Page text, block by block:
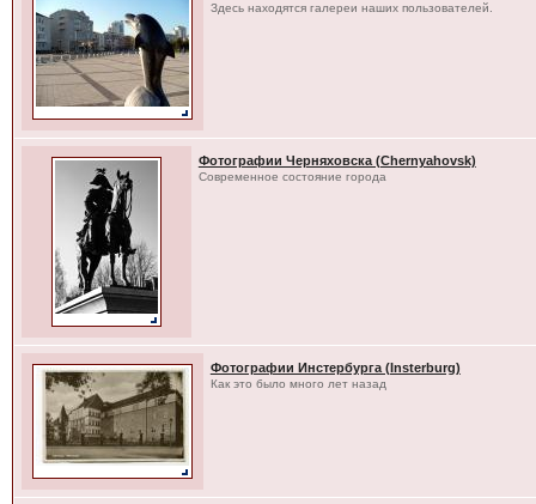
Здесь находятся галереи наших пользователей.
Фотографии Черняховска (Chernyahovsk)
Современное состояние города
Фотографии Инстербурга (Insterburg)
Как это было много лет назад